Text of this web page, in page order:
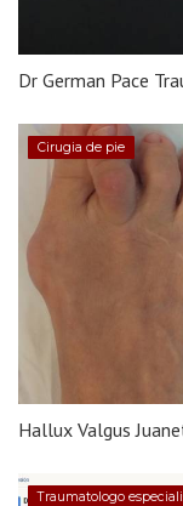
Dr German Pace
Cirugia de pie
Hallux Valgus
Traumatologo